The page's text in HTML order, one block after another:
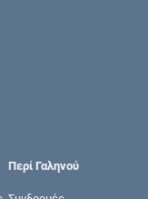
Περί Γαληνού